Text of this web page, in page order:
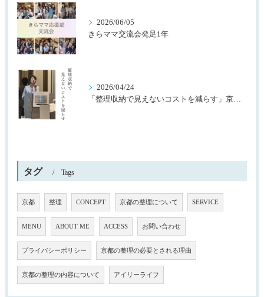
2026/06/05
きらママ交流会発足1年
2026/04/24
「整理収納で見えないコストを減らす」京都桂川ロータリークラブ様主催
タグ Tags
京都 整理 CONCEPT 京都の整理について SERVICE
MENU ABOUT ME ACCESS お問い合わせ
プライバシーポリシー 京都の整理の必要とされる理由
京都の整理の内容について アイリーライフ